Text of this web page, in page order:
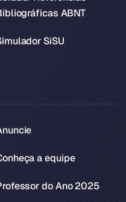
ABNT
SiSU
a equipe
do Ano 2025